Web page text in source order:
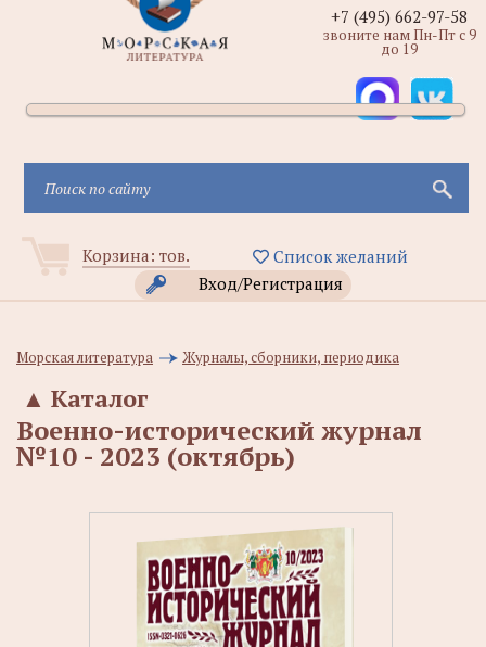
Корзина: тов.
Список желаний
Вход/Регистрация
+7 (495) 662-97-58
звоните нам Пн-Пт с 9
до 19
Морская литература Журналы, сборники, периодика
Каталог
▲
Военно-исторический журнал
№10 - 2023 (октябрь)